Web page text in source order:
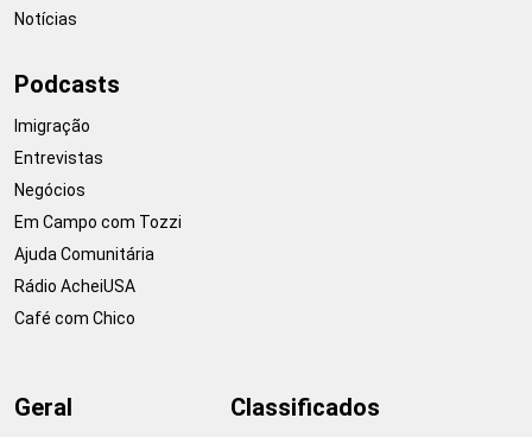
Notícias
Podcasts
Imigração
Entrevistas
Negócios
Em Campo com Tozzi
Ajuda Comunitária
Rádio AcheiUSA
Café com Chico
Geral Classificados